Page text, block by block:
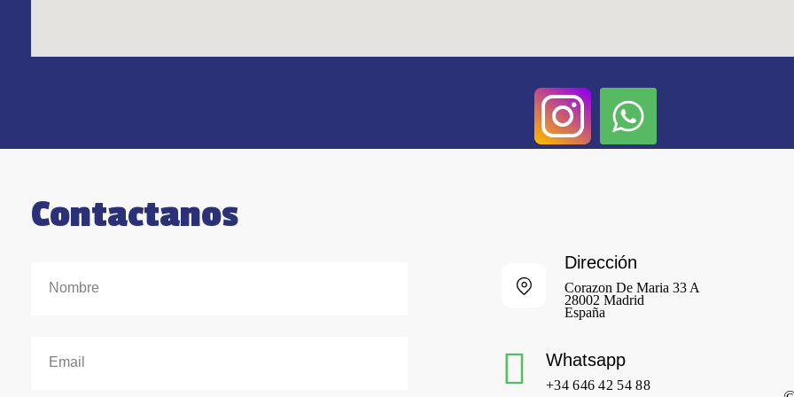
Contactanos
Dirección
Corazon De Maria 33 A
28002 Madrid
España
Whatsapp
+34 646 42 54 88